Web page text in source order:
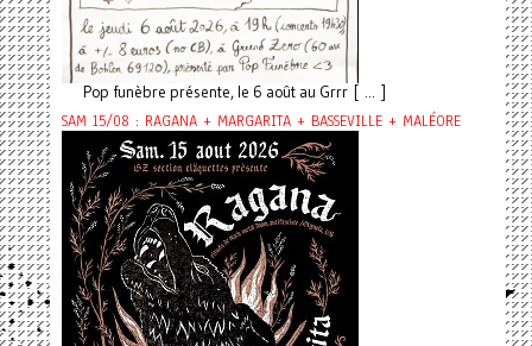
Pop funèbre présente, le 6 août au Grrr [ ... ]
SAM 15/08 : RAGANA + MARGARITA + BASSEVILLE + MALÉORE